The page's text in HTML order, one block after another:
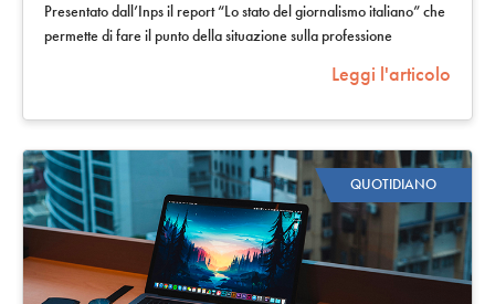
Presentato dall’Inps il report “Lo stato del giornalismo italiano” che
permette di fare il punto della situazione sulla professione
Leggi l'articolo
QUOTIDIANO